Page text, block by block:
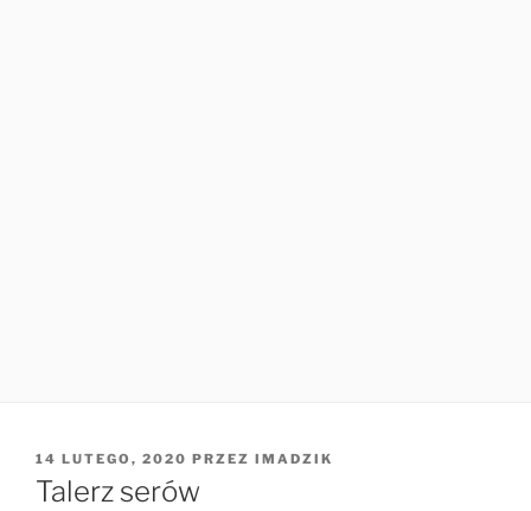
OPUBLIKOWANE
W
14 LUTEGO, 2020 PRZEZ IMADZIK
Talerz serów